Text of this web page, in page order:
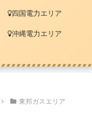
四国電力エリア
沖縄電力エリア
東邦ガスエリア